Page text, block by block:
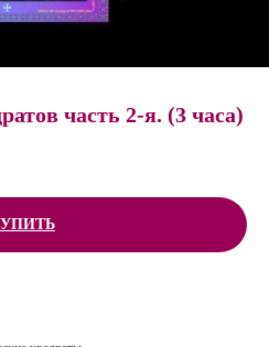
часть 2-я. (3 часа)